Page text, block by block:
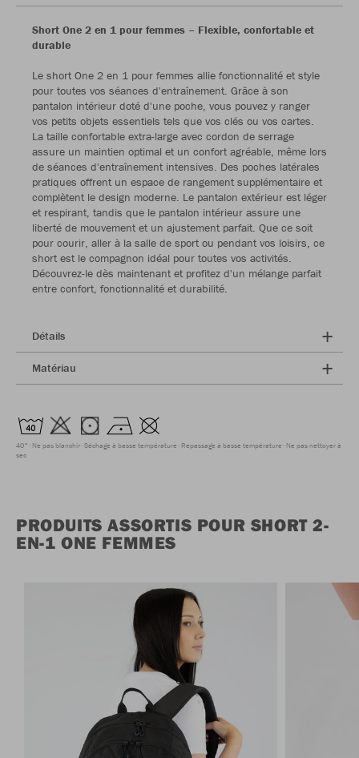
Short One 2 en 1 pour femmes – Flexible, confortable et
durable
Le short One 2 en 1 pour femmes allie fonctionnalité et style
pour toutes vos séances d'entraînement. Grâce à son
pantalon intérieur doté d'une poche, vous pouvez y ranger
vos petits objets essentiels tels que vos clés ou vos cartes.
La taille confortable extra-large avec cordon de serrage
assure un maintien optimal et un confort agréable, même lors
de séances d'entraînement intensives. Des poches latérales
pratiques offrent un espace de rangement supplémentaire et
complètent le design moderne. Le pantalon extérieur est léger
et respirant, tandis que le pantalon intérieur assure une
liberté de mouvement et un ajustement parfait. Que ce soit
pour courir, aller à la salle de sport ou pendant vos loisirs, ce
short est le compagnon idéal pour toutes vos activités.
Découvrez-le dès maintenant et profitez d'un mélange parfait
entre confort, fonctionnalité et durabilité.
Détails
Matériau
40° Ne pas blanchir Séchage à basse température Repassage à basse température Ne pas nettoyer à
sec
PRODUITS ASSORTIS POUR SHORT 2-
EN-1 ONE FEMMES